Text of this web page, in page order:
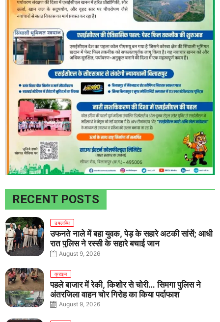
RECENT POSTS
उपलब्धि
उफनते नाले में बहा युवक, पेड़ के सहारे अटकी सांसें; आधी
रात पुलिस ने रस्सी के सहारे बचाई जान
August 9, 2026
क्राइम
पहले बाजार में रेकी, किशोर से चोरी… सिमगा पुलिस ने
अंतरजिला वाहन चोर गिरोह का किया पर्दाफाश
August 9, 2026